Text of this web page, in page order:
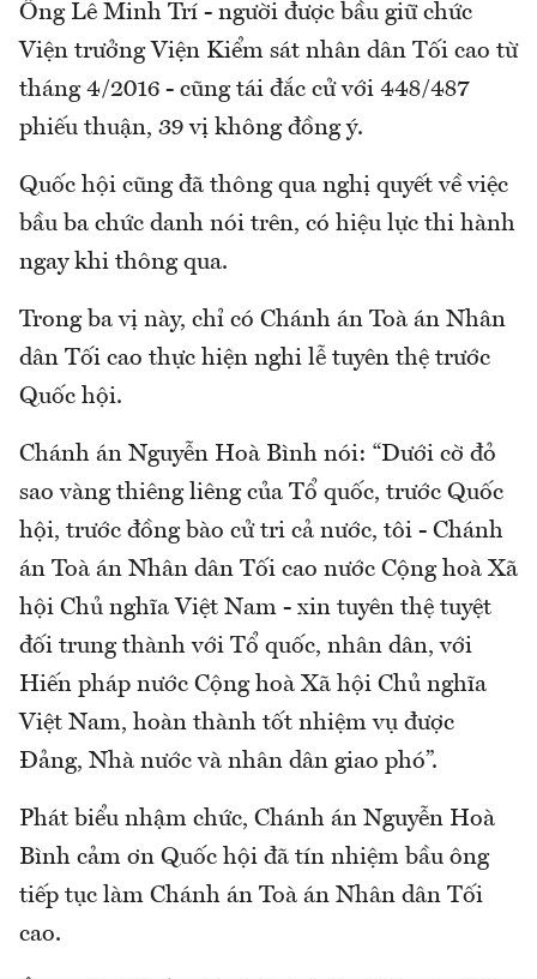
Ông Lê Minh Trí - người được bầu giữ chức
Viện trưởng Viện Kiểm sát nhân dân Tối cao từ
tháng 4/2016 - cũng tái đắc cử với 448/487
phiếu thuận, 39 vị không đồng ý.
Quốc hội cũng đã thông qua nghị quyết về việc
bầu ba chức danh nói trên, có hiệu lực thi hành
ngay khi thông qua.
Trong ba vị này, chỉ có Chánh án Toà án Nhân
dân Tối cao thực hiện nghi lễ tuyên thệ trước
Quốc hội.
Chánh án Nguyễn Hoà Bình nói: “Dưới cờ đỏ
sao vàng thiêng liêng của Tổ quốc, trước Quốc
hội, trước đồng bào cử tri cả nước, tôi - Chánh
án Toà án Nhân dân Tối cao nước Cộng hoà Xã
hội Chủ nghĩa Việt Nam - xin tuyên thệ tuyệt
đối trung thành với Tổ quốc, nhân dân, với
Hiến pháp nước Cộng hoà Xã hội Chủ nghĩa
Việt Nam, hoàn thành tốt nhiệm vụ được
Đảng, Nhà nước và nhân dân giao phó”.
Phát biểu nhậm chức, Chánh án Nguyễn Hoà
Bình cảm ơn Quốc hội đã tín nhiệm bầu ông
tiếp tục làm Chánh án Toà án Nhân dân Tối
cao.